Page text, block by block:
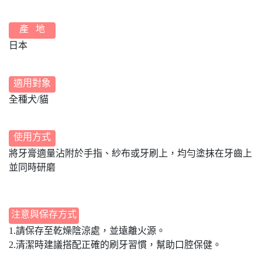
產 地
日本
適用對象
全種犬/貓
使用方式
將牙膏適量沾附於手指、紗布或牙刷上，均勻塗抹在牙齒上
並同時研磨
注意與保存方式
1.請保存至乾燥陰涼處，並遠離火源。
2.清潔時建議搭配正確的刷牙習慣，幫助口腔保健。